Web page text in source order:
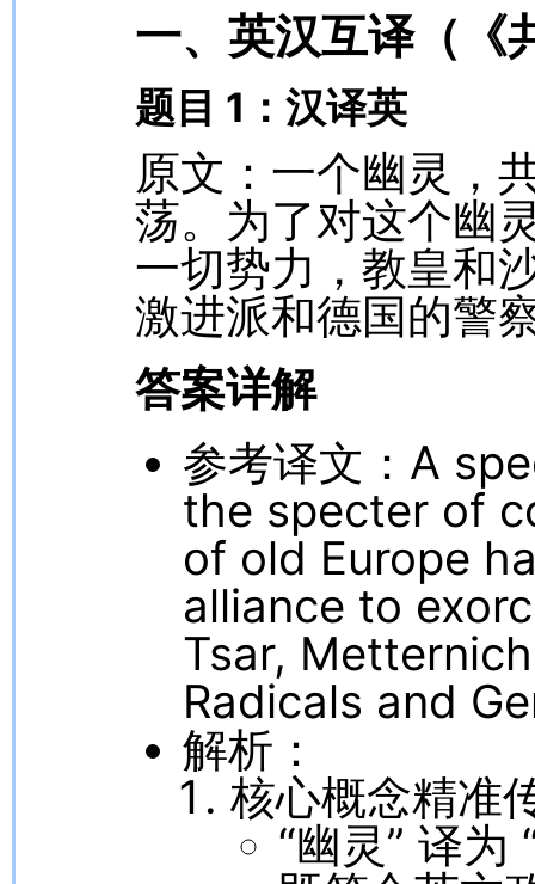
一、英汉互译（《
题目 1：汉译英
原文：一个幽灵，
荡。为了对这个幽
一切势力，教皇和
激进派和德国的警
答案详解
参考译文：A
the specter of
of old Europe
alliance to
Tsar,
Radicals and
解析：
核心概念精准
“幽灵” 译